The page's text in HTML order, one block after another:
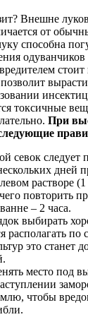
Внешне
от
способна
одуванчиков
стоит
токсичные
При
севок следует
дней
растворе
повторить
– 2 часа.
выбирать
располагать по
это станет
место под
чтобы